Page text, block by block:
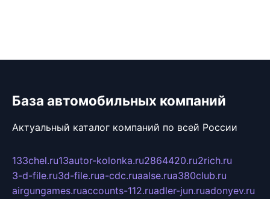
База автомобильных компаний
Актуальный каталог компаний по всей России
133chel.ru13autor-kolonka.ru2864420.ru2rich.ru
3-d-file.ru3d-file.rua-cdc.ruaalse.rua380club.ru
airgungames.ruaccounts-112.ruadler-jun.ruadonyev.ru